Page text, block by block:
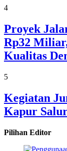
4
Proyek
Rp32
Kualitas
5
Kegiatan
Kapur
Pilihan Editor